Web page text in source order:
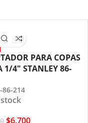
PARA COPAS
1/4″ STANLEY 86-
86-214
$6,700